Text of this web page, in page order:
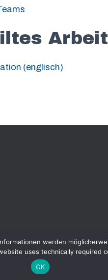
(englisch)
DATENSCHUTZERKLÄRUNG
werden
uses technically required
OK